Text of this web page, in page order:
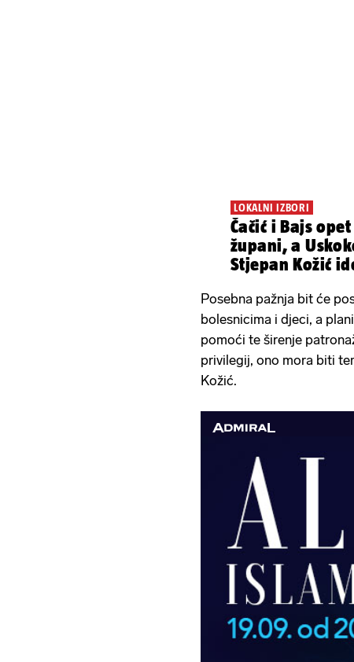
LOKALNI IZBORI
Čačić i Bajs
župani, a
Stjepan Kožić
Posebna pažnja bit će
bolesnicima i djeci, a
pomoći te širenje
privilegij, ono mora biti
Kožić.